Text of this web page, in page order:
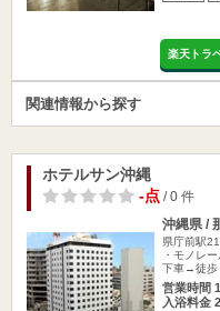
楽天トラ
関連情報から探す
ホテルサン沖縄
-点/ 0 件
沖縄県 /
県庁前駅
・モノレ
下車→徒歩
営業時間
入浴料金